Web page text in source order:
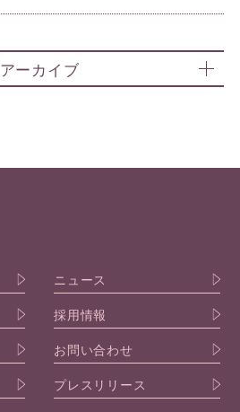
アーカイブ
ニュース
採用情報
お問い合わせ
プレスリリース